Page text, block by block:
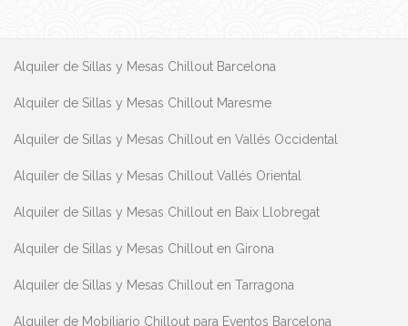
Alquiler de Sillas y Mesas Chillout Barcelona
Alquiler de Sillas y Mesas Chillout Maresme
Alquiler de Sillas y Mesas Chillout en Vallés Occidental
Alquiler de Sillas y Mesas Chillout Vallés Oriental
Alquiler de Sillas y Mesas Chillout en Baix Llobregat
Alquiler de Sillas y Mesas Chillout en Girona
Alquiler de Sillas y Mesas Chillout en Tarragona
Alquiler de Mobiliario Chillout para Eventos Barcelona